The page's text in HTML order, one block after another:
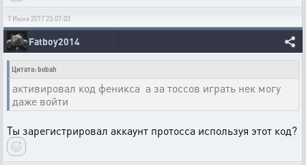
7 Июня 2017 23:07:03
Fatboy2014
Цитата: bobah
активировал код феникса а за тоссов играть нек могу
даже войти
Ты зарегистрировал аккаунт протосса используя этот код?